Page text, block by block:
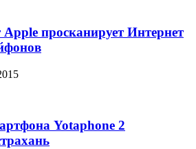
просканирует Интернет
Yotaphone 2